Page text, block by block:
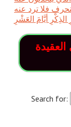
فلا ترد عنه
Search for: